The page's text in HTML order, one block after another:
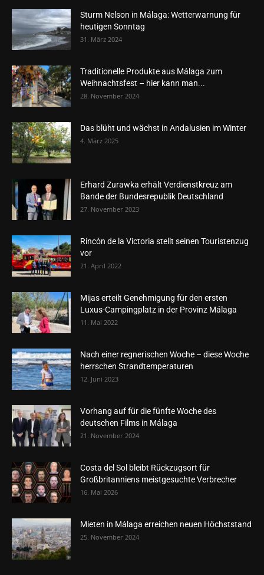
Sturm Nelson in Málaga: Wetterwarnung für
heutigen Sonntag
31. März 2024
Traditionelle Produkte aus Málaga zum
Weihnachtsfest – hier kann man...
28. November 2024
Das blüht und wächst in Andalusien im Winter
4. März 2025
Erhard Zurawka erhält Verdienstkreuz am
Bande der Bundesrepublik Deutschland
27. November 2023
Rincón de la Victoria stellt seinen Touristenzug
vor
21. April 2022
Mijas erteilt Genehmigung für den ersten
Luxus-Campingplatz in der Provinz Málaga
11. Mai 2022
Nach einer regnerischen Woche – diese Woche
herrschen Strandtemperaturen
12. Juni 2023
Vorhang auf für die fünfte Woche des
deutschen Films in Málaga
21. November 2024
Costa del Sol bleibt Rückzugsort für
Großbritanniens meistgesuchte Verbrecher
16. Mai 2026
Mieten in Málaga erreichen neuen Höchststand
25. November 2024